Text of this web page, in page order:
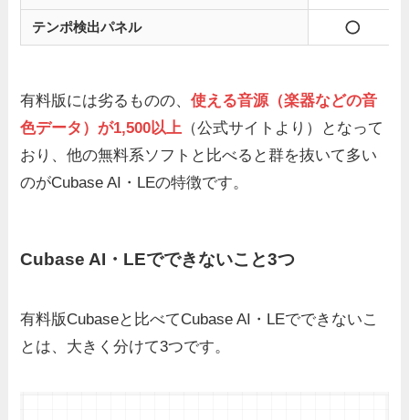
テンポ検出パネル
有料版には劣るものの、使える音源（楽器などの音
色データ）が1,500以上 （公式サイトより）となって
おり、他の無料系ソフトと比べると群を抜いて多い
のがCubase AI・LEの特徴です。
Cubase AI・LEでできないこと3つ
有料版Cubaseと比べてCubase AI・LEでできないこ
とは、大きく分けて3つです。